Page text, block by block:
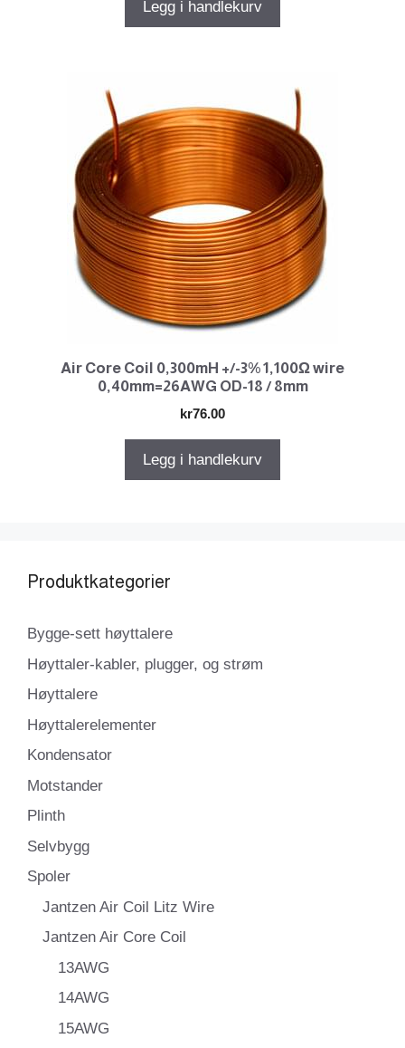
Legg i handlekurv
Air Core Coil 0,300mH +/-3% 1,100Ω wire
0,40mm=26AWG OD-18 / 8mm
kr76.00
Legg i handlekurv
Produktkategorier
Bygge-sett høyttalere
Høyttaler-kabler, plugger, og strøm
Høyttalere
Høyttalerelementer
Kondensator
Motstander
Plinth
Selvbygg
Spoler
Jantzen Air Coil Litz Wire
Jantzen Air Core Coil
13AWG
14AWG
15AWG